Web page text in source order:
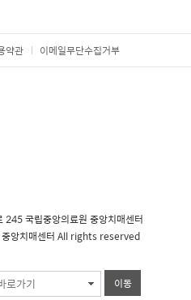
약관 이메일무단수집거부
국립중앙의료원 중앙치매센터
앙치매센터 All rights reserved
로가기 이동